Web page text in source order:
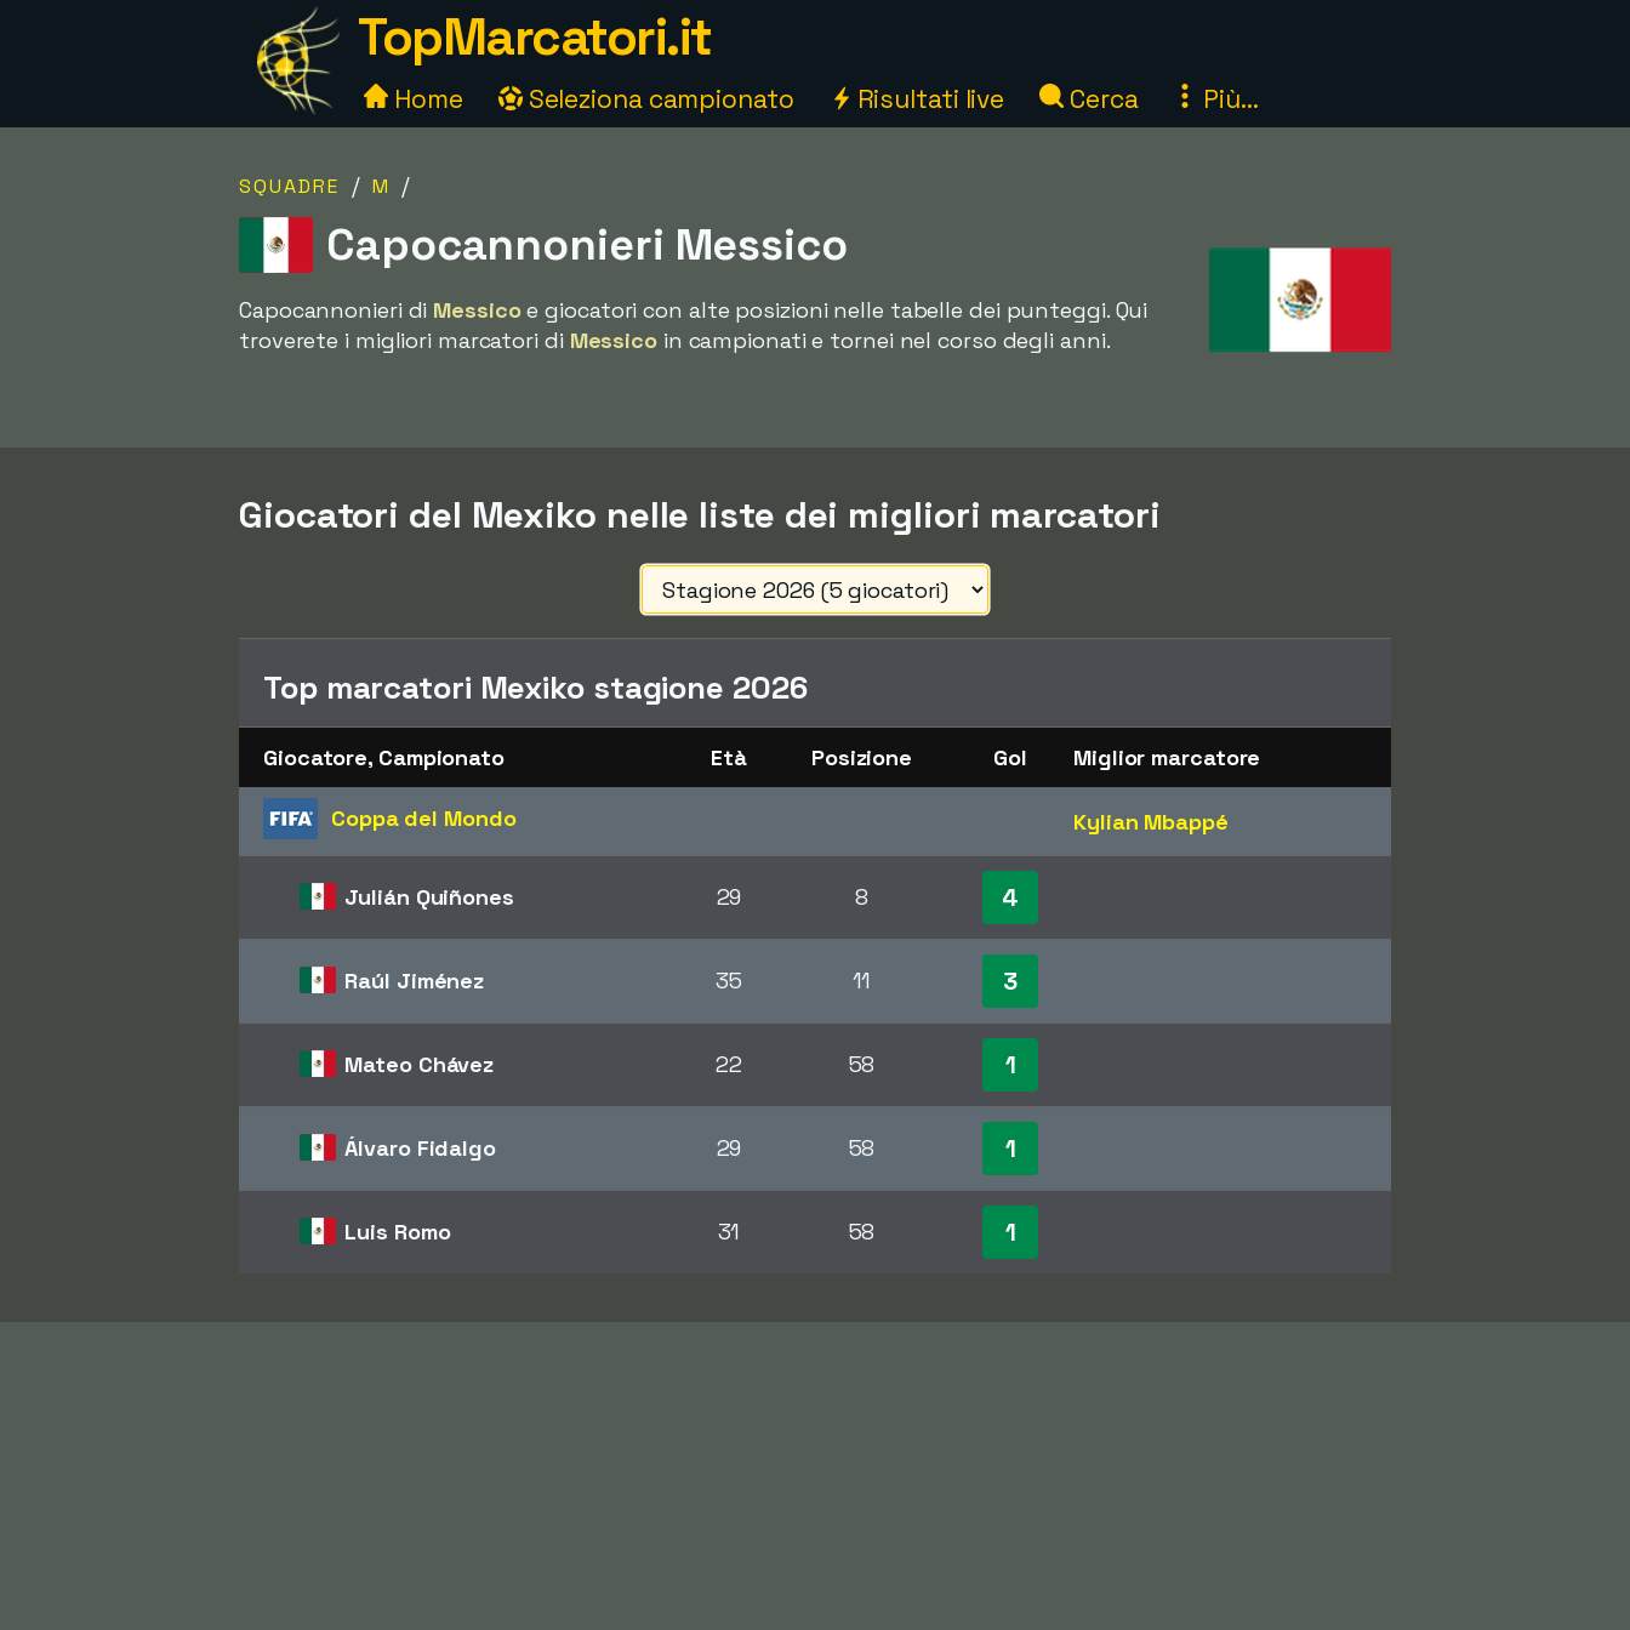
TopMarcatori.it
Home Seleziona campionato Risultati live Cerca Più...
SQUADRE / M /
Capocannonieri Messico
Capocannonieri di Messicoe giocatori con alte posizioni nelle tabelle dei punteggi. Qui
troverete i migliori marcatori di Messicoin campionati e tornei nel corso degli anni.
Giocatori del Mexiko nelle liste dei migliori marcatori
Top marcatori Mexiko stagione 2026
Giocatore, Campionato Età Posizione Gol Miglior marcatore
Coppa del Mondo Kylian Mbappé
Julián Quiñones 29 8 4
Raúl Jiménez 35 11 3
Mateo Chávez 22 58 1
Álvaro Fidalgo 29 58 1
Luis Romo 31 58 1